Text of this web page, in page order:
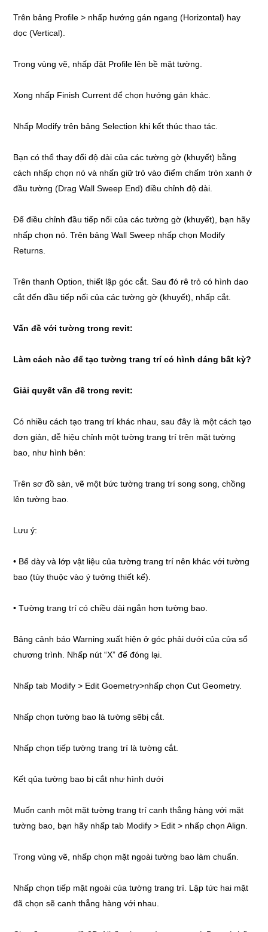
Trên bảng Profile > nhấp hướng gán ngang (Horizontal) hay
dọc (Vertical).
Trong vùng vẽ, nhấp đặt Profile lên bề mặt tường.
Xong nhấp Finish Current để chọn hướng gán khác.
Nhấp Modify trên bảng Selection khi kết thúc thao tác.
Bạn có thể thay đổi độ dài của các tường gờ (khuyết) bằng
cách nhấp chọn nó và nhấn giữ trỏ vào điểm chấm tròn xanh ở
đầu tường (Drag Wall Sweep End) điều chỉnh độ dài.
Để điều chỉnh đầu tiếp nối của các tường gờ (khuyết), bạn hãy
nhấp chọn nó. Trên bảng Wall Sweep nhấp chọn Modify
Returns.
Trên thanh Option, thiết lập góc cắt. Sau đó rê trỏ có hình dao
cắt đến đầu tiếp nối của các tường gờ (khuyết), nhấp cắt.
Vấn đề với tường trong revit:
Làm cách nào để tạo tường trang trí có hình dáng bất kỳ?
Giải quyết vấn đề trong revit:
Có nhiều cách tạo trang trí khác nhau, sau đây là một cách tạo
đơn giản, dễ hiệu chỉnh một tường trang trí trên mặt tường
bao, như hình bên:
Trên sơ đồ sàn, vẽ một bức tường trang trí song song, chồng
lên tường bao.
Lưu ý:
• Bể dày và lớp vật liệu của tường trang trí nên khác với tường
bao (tùy thuộc vào ý tưởng thiết kế).
• Tường trang trí có chiều dài ngắn hơn tường bao.
Bảng cảnh báo Warning xuất hiện ở góc phải dưới của cửa sổ
chương trình. Nhấp nút “X” để đóng lại.
Nhấp tab Modify > Edit Goemetry>nhấp chọn Cut Geometry.
Nhấp chọn tường bao là tường sẽbị cắt.
Nhấp chọn tiếp tường trang trí là tường cắt.
Kết qủa tường bao bị cắt như hình dưới
Muốn canh một mặt tường trang trí canh thẳng hàng với mặt
tường bao, bạn hãy nhấp tab Modify > Edit > nhấp chọn Align.
Trong vùng vẽ, nhấp chọn mặt ngoài tường bao làm chuẩn.
Nhấp chọn tiếp mặt ngoài của tường trang trí. Lập tức hai mặt
đã chọn sẽ canh thẳng hàng với nhau.